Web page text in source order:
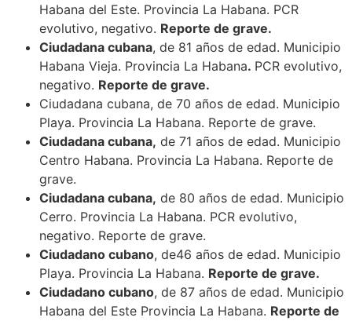
Habana del Este. Provincia La Habana. PCR
evolutivo, negativo. Reporte de grave.
Ciudadana cubana, de 81 años de edad. Municipio
Habana Vieja. Provincia La Habana. PCR evolutivo,
negativo. Reporte de grave.
Ciudadana cubana, de 70 años de edad. Municipio
Playa. Provincia La Habana. Reporte de grave.
Ciudadana cubana, de 71 años de edad. Municipio
Centro Habana. Provincia La Habana. Reporte de
grave.
Ciudadana cubana, de 80 años de edad. Municipio
Cerro. Provincia La Habana. PCR evolutivo,
negativo. Reporte de grave.
Ciudadano cubano, de46 años de edad. Municipio
Playa. Provincia La Habana. Reporte de grave.
Ciudadano cubano, de 87 años de edad. Municipio
Habana del Este Provincia La Habana. Reporte de